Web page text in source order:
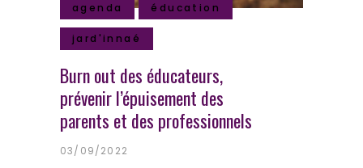
agenda éducation
jard'innaé
Burn out des éducateurs,
prévenir l’épuisement des
parents et des professionnels
03/09/2022